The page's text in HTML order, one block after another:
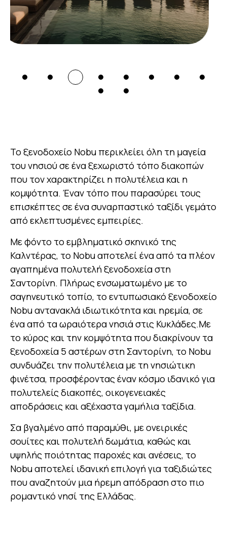
To ξενοδοχείο Nobu περικλείει όλη τη μαγεία
του νησιού σε ένα ξεχωριστό τόπο διακοπών
που τον χαρακτηρίζει η πολυτέλεια και η
κομψότητα. Έναν τόπο που παρασύρει τους
επισκέπτες σε ένα συναρπαστικό ταξίδι γεμάτο
από εκλεπτυσμένες εμπειρίες.
Με φόντο το εμβληματικό σκηνικό της
Καλντέρας, το Nobu αποτελεί ένα από τα πλέον
αγαπημένα πολυτελή ξενοδοχεία στη
Σαντορίνη. Πλήρως ενσωματωμένο με το
σαγηνευτικό τοπίο, το εντυπωσιακό ξενοδοχείο
Nobu αντανακλά ιδιωτικότητα και ηρεμία, σε
ένα από τα ωραιότερα νησιά στις Κυκλάδες.Με
το κύρος και την κομψότητα που διακρίνουν τα
ξενοδοχεία 5 αστέρων στη Σαντορίνη, το Nobu
συνδυάζει την πολυτέλεια με τη νησιώτικη
φινέτσα, προσφέροντας έναν κόσμο ιδανικό για
πολυτελείς διακοπές, οικογενειακές
αποδράσεις και αξέχαστα γαμήλια ταξίδια.
Σα βγαλμένο από παραμύθι, με ονειρικές
σουίτες και πολυτελή δωμάτια, καθώς και
υψηλής ποιότητας παροχές και ανέσεις, το
Nobu αποτελεί ιδανική επιλογή για ταξιδιώτες
που αναζητούν μια ήρεμη απόδραση στο πιο
ρομαντικό νησί της Ελλάδας.